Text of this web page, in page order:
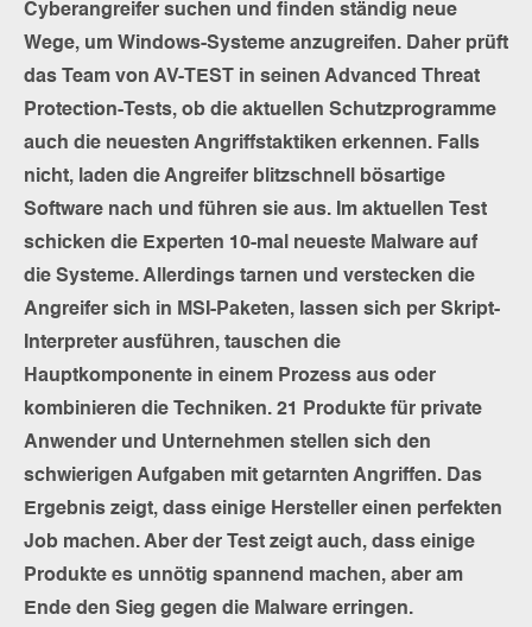
Cyberangreifer suchen und finden ständig neue
Wege, um Windows-Systeme anzugreifen. Daher prüft
das Team von AV-TEST in seinen Advanced Threat
Protection-Tests, ob die aktuellen Schutzprogramme
auch die neuesten Angriffstaktiken erkennen. Falls
nicht, laden die Angreifer blitzschnell bösartige
Software nach und führen sie aus. Im aktuellen Test
schicken die Experten 10-mal neueste Malware auf
die Systeme. Allerdings tarnen und verstecken die
Angreifer sich in MSI-Paketen, lassen sich per Skript-
Interpreter ausführen, tauschen die
Hauptkomponente in einem Prozess aus oder
kombinieren die Techniken. 21 Produkte für private
Anwender und Unternehmen stellen sich den
schwierigen Aufgaben mit getarnten Angriffen. Das
Ergebnis zeigt, dass einige Hersteller einen perfekten
Job machen. Aber der Test zeigt auch, dass einige
Produkte es unnötig spannend machen, aber am
Ende den Sieg gegen die Malware erringen.